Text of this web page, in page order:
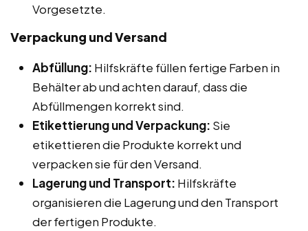
Vorgesetzte.
Verpackung und Versand
Abfüllung: Hilfskräfte füllen fertige Farben in
Behälter ab und achten darauf, dass die
Abfüllmengen korrekt sind.
Etikettierung und Verpackung: Sie
etikettieren die Produkte korrekt und
verpacken sie für den Versand.
Lagerung und Transport: Hilfskräfte
organisieren die Lagerung und den Transport
der fertigen Produkte.